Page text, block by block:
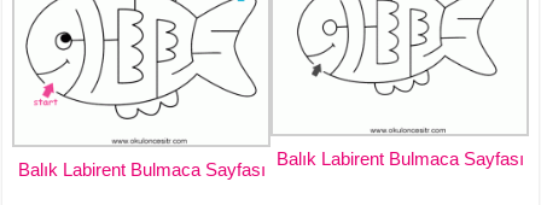
Balık Labirent Bulmaca Sayfası
Balık Labirent Bulmaca Sayfası